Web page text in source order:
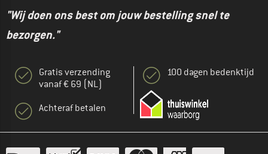
"Wij doen ons best om jouw bestelling snel te
bezorgen."
Gratis verzending
vanaf € 69 (NL)
Achteraf betalen
100 dagen bedenktijd